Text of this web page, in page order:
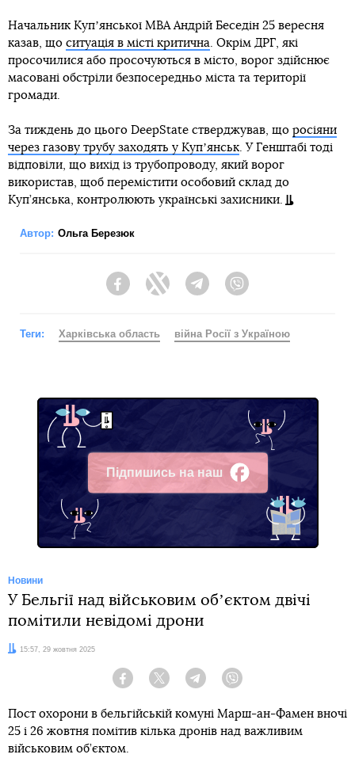
Начальник Купʼянської МВА Андрій Беседін 25 вересня
казав, що ситуація в місті критична. Окрім ДРГ, які
просочилися або просочуються в місто, ворог здійснює
масовані обстріли безпосередньо міста та території
громади.
За тиждень до цього DeepState стверджував, що росіяни
через газову трубу заходять у Купʼянськ. У Генштабі тоді
відповіли, що вихід із трубопроводу, який ворог
використав, щоб перемістити особовий склад до
Куп’янська, контролюють українські захисники.
Автор: Ольга Березюк
FacebookTwitter Telegram
Теги: Харківська область війна Росії з Україною
Підпишись на наш
Facebook
Новини
У Бельгії над військовим обʼєктом двічі
помітили невідомі дрони
Дата:15:57, 29 жовтня 2025
Facebook Twitter Telegram
Пост охорони в бельгійській комуні Марш-ан-Фамен вночі
25 і 26 жовтня помітив кілька дронів над важливим
військовим об’єктом.